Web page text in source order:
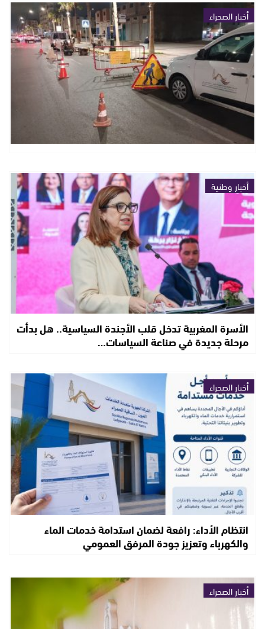
أخبار الصحراء
أخبار وطنية
الأسرة المغربية تدخل قلب الأجندة السياسية.. هل بدأت
مرحلة جديدة في صناعة السياسات…
أخبار الصحراء
انتظام الأداء: رافعة لضمان استدامة خدمات الماء
والكهرباء وتعزيز جودة المرفق العمومي
أخبار الصحراء